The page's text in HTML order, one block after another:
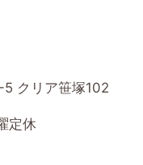
クリア笹塚102
定休